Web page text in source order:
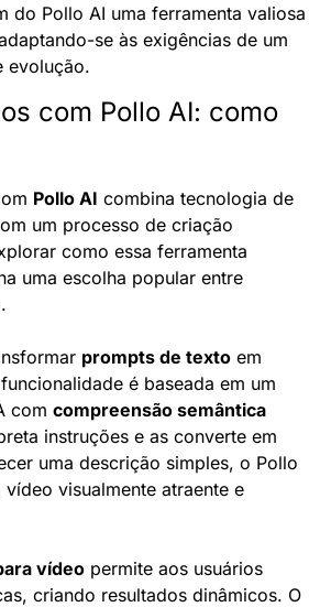
do Pollo AI uma ferramenta valiosa
se às exigências de um
evolução.
com Pollo AI: como
Pollo AI
combina tecnologia de
um processo de criação
como essa ferramenta
uma escolha popular entre
prompts de texto em
é baseada em um
com compreensão semântica
instruções e as converte em
uma descrição simples, o Pollo
visualmente atraente e
vídeo permite aos usuários
criando resultados dinâmicos. O